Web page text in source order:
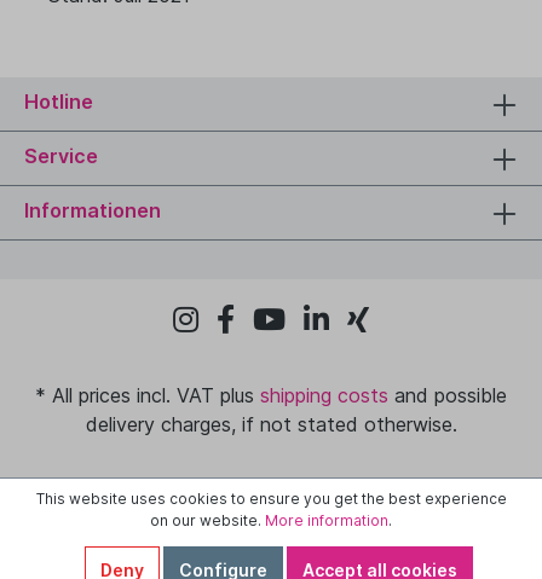
Hotline
Service
Informationen
* All prices incl. VAT plus shipping costs and possible
delivery charges, if not stated otherwise.
This website uses cookies to ensure you get the best experience
on our website. More information.
Deny Configure Accept all cookies